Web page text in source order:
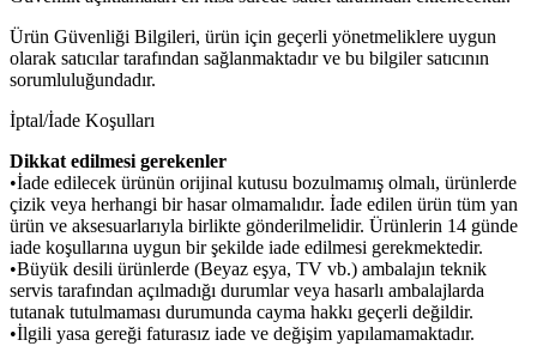
Ürün Güvenliği Bilgileri, ürün için geçerli yönetmeliklere uygun
olarak satıcılar tarafından sağlanmaktadır ve bu bilgiler satıcının
sorumluluğundadır.
İptal/İade Koşulları
Dikkat edilmesi gerekenler
•İade edilecek ürünün orijinal kutusu bozulmamış olmalı, ürünlerde
çizik veya herhangi bir hasar olmamalıdır. İade edilen ürün tüm yan
ürün ve aksesuarlarıyla birlikte gönderilmelidir. Ürünlerin 14 günde
iade koşullarına uygun bir şekilde iade edilmesi gerekmektedir.
•Büyük desili ürünlerde (Beyaz eşya, TV vb.) ambalajın teknik
servis tarafından açılmadığı durumlar veya hasarlı ambalajlarda
tutanak tutulmaması durumunda cayma hakkı geçerli değildir.
•İlgili yasa gereği faturasız iade ve değişim yapılamamaktadır.